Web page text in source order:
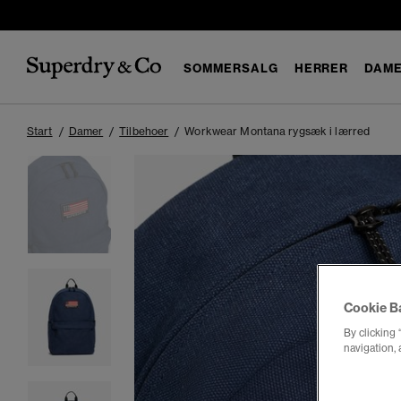
SOMMERSALG HERRER
Start Damer Tilbehoer Workwear Montana rygsæk i lærred
Cookie
By clicking
navigation,